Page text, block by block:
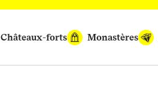
Châteaux-forts Monastères